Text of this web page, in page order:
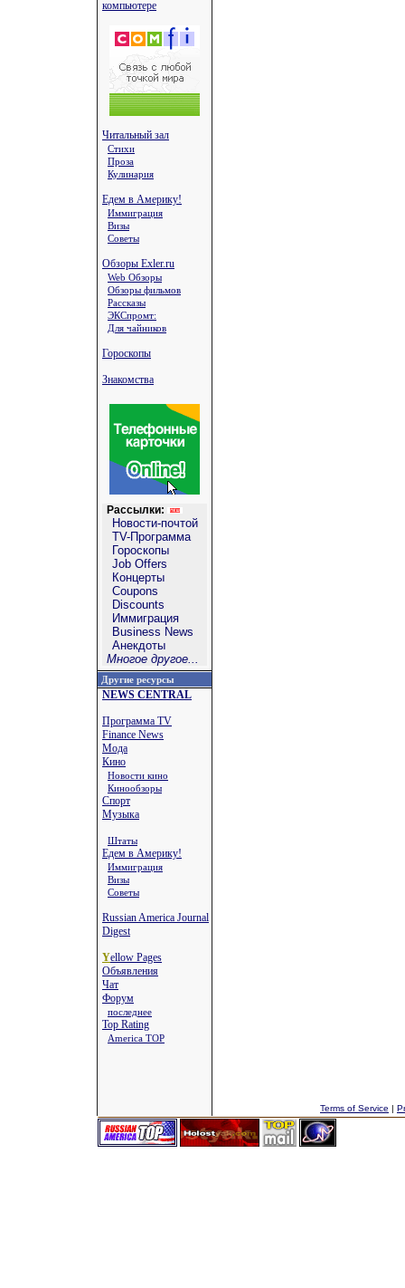
компьютере
Читальный зал
Стихи
Проза
Кулинария
Едем в Америку!
Иммиграция
Визы
Советы
Обзоры Exler.ru
Web Обзоры
Обзоры фильмов
Рассказы
ЭКСпромт:
Для чайников
Гороскопы
Знакомства
Рассылки:
Новости-почтой
TV-Программа
Гороскопы
Job Offers
Концерты
Coupons
Discounts
Иммиграция
Business News
Анекдоты
Многое другое...
Другие ресурсы
NEWS CENTRAL
Программа TV
Finance News
Мода
Кино
Новости кино
Кинообзоры
Спорт
Музыка
Штаты
Едем в Америку!
Иммиграция
Визы
Советы
Russian America Journal
Digest
Yellow Pages
Объявления
Чат
Форум
последнее
Top Rating
America TOP
Terms of Service |